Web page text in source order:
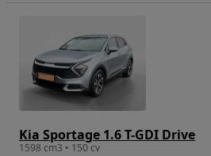
Kia Sportage 1.6 T-GDI Drive
1598 cm3 • 150 cv